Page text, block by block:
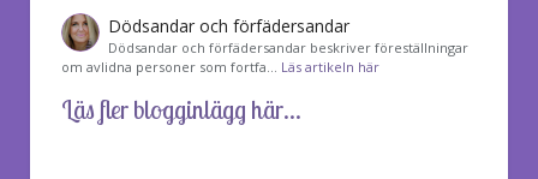
Dödsandar och förfädersandar
Dödsandar och förfädersandar beskriver föreställningar
om avlidna personer som fortfa… Läs artikeln här
Läs fler blogginlägg här...